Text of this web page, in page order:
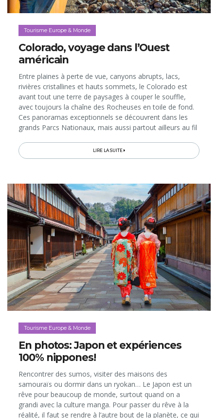
Tourisme Europe & Monde
Colorado, voyage dans l’Ouest
américain
Entre plaines à perte de vue, canyons abrupts, lacs,
rivières cristallines et hauts sommets, le Colorado est
avant tout une terre de paysages à couper le souffle,
avec toujours la chaîne des Rocheuses en toile de fond.
Ces panoramas exceptionnels se découvrent dans les
grands Parcs Nationaux, mais aussi partout ailleurs au fil
bien souvent, nous plongent dans des décors et
ambiances de films western. Voici quelques «musts» à
LIRE LA SUITE
Tourisme Europe & Monde
En photos: Japon et expériences
100% nippones!
Rencontrer des sumos, visiter des maisons des
samouraïs ou dormir dans un ryokan… Le Japon est un
rêve pour beaucoup de monde, surtout quand on a
grandi avec la culture manga. Pour passer du rêve à la
réalité, il faut se rendre à l’autre bout de la planète, ce qui